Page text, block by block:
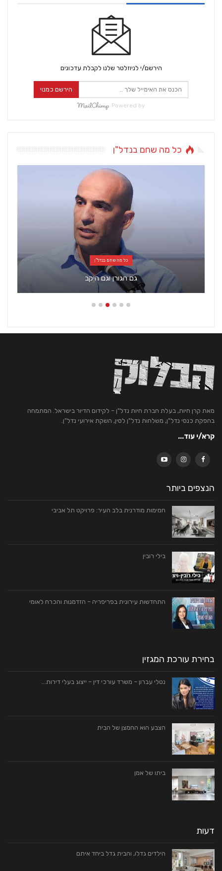
הירשם/י לניוזלטר שלנו לקבלת עדכונים
הירשם כמנוי
Powered by
כל מה שחם בנדל"ן
כל מה שחם בנדל"ן
גם הגורן וגם היקב
מאת קרן חיות, בעלת חברת חיות נדל"ן – לקידום הדיור בישראל. המתמחה
בהפקת כנסי נדל"ן, משלחות נדל"ן לסין, השקת אירועי נדל"ן.
קרא/י עוד...
הנצפים ביותר
חמימות מודרנית בלב העיר: פרויקט תל אביבי
בילי רובין
התחדשות עירונית בפריפריה – הזדמנות והכרח לאומי
בחירת עורכת המגזין
נטלי עברון – משרד עורכי דין – ייצוג בעלי דירות…
הצבע הוא החמצן של הבית
ביתו של אמן
דעות
הילדים גדלו, והבית גדל ביחד איתם